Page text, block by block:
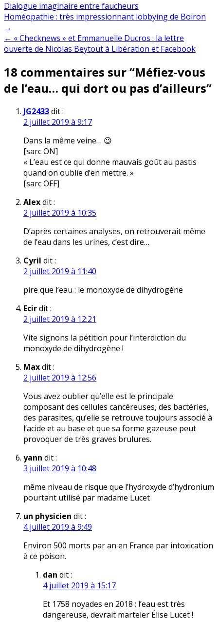
Dialogue imaginaire entre faucheurs
Navigation
de
l’article
Homéopathie : très impressionnant lobbying de Boiron
→
← « Checknews » et Emmanuelle Ducros : la lettre
ouverte de Nicolas Beytout à Libération et Facebook
18 commentaires sur “Méfiez-vous
de l’eau… qui dort ou pas d’ailleurs”
JG2433dit :
2 juillet 2019 à 9:17
Dans la même veine… 😉
[sarc ON]
« L’eau est ce qui donne mauvais goût au pastis
quand on oublie d’en mettre. »
[sarc OFF]
Alexdit :
2 juillet 2019 à 10:35
D’après certaines analyses, on retrouverait même
de l’eau dans les urines, c’est dire…
Cyril dit :
2 juillet 2019 à 11:40
pire que l’eau : le monoxyde de dihydrogène
Ecirdit :
2 juillet 2019 à 12:21
Vite signons la pétition pour l’interdiction du
monoxyde de dihydrogène !
Maxdit :
2 juillet 2019 à 12:56
Vous avez oublier qu’elle est le principale
composant des cellules cancéreuses, des bactéries,
des parasites, qu’elle se retrouve toujours associé à
l’acide et au base et que sa forme gazeuse peut
provoquer de très graves brulures.
yann dit :
3 juillet 2019 à 10:48
même niveau de risque que l’hydroxyde d’hydronium
pourtant utilisé par madame Lucet
un physicien dit :
4 juillet 2019 à 9:49
Environ 500 morts par an en France par intoxication
à ce poison.
dan dit :
4 juillet 2019 à 15:17
Et 1758 noyades en 2018 : l’eau est très
dangereuse, devrait marteler Élise Lucet !